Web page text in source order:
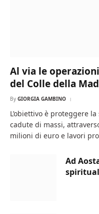
Al via le
del Colle della
By GIORGIA GAMBINO
L’obiettivo è proteggere
cadute di massi,
milioni di euro e lavori
Ad